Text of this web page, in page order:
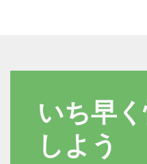
いち早
しよう